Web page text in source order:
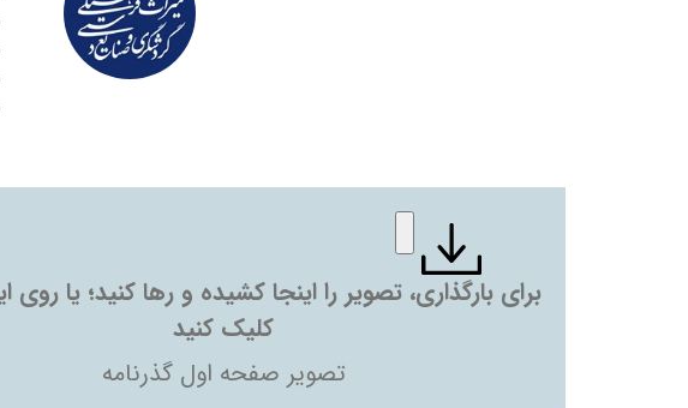
برای بارگذاری، تصویر را اینجا کشیده و رها کنید؛ یا
کلیک کنید
تصویر صفحه اول گذرنامه